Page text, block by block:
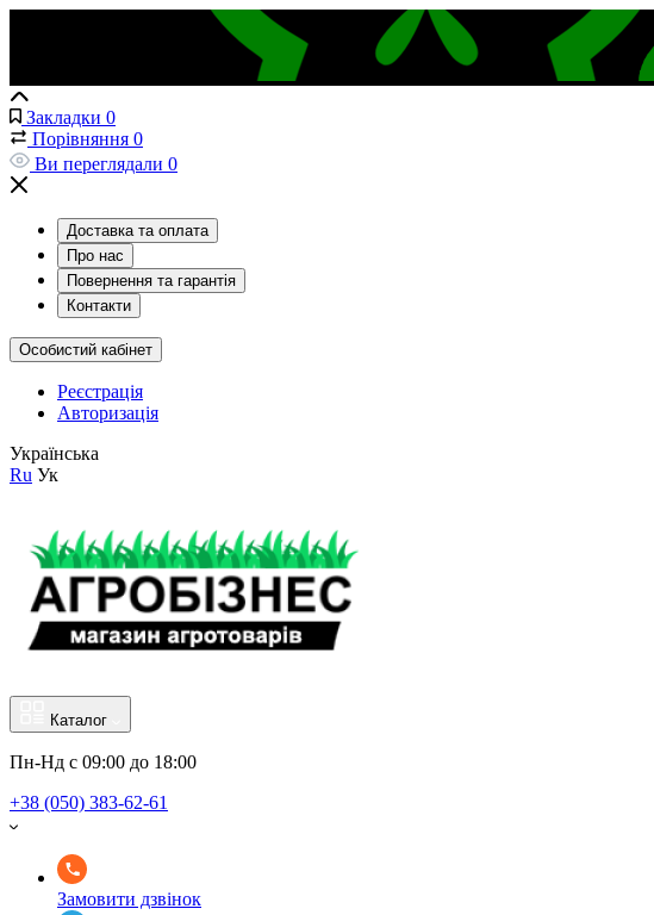
Закладки 0
Порівняння 0
Ви переглядали 0
Доставка та оплата
Про нас
Повернення та гарантія
Контакти
Особистий кабінет
Реєстрація
Авторизація
Українська
Ru Ук
Каталог
Пн-Нд с 09:00 до 18:00
+38 (050) 383-62-61
Замовити дзвінок